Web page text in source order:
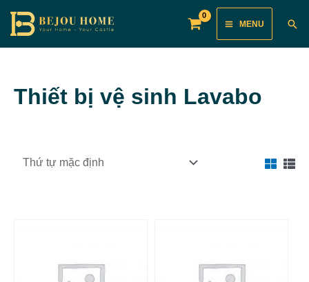
content
Main
Menu
MENU
Thiết bị vệ sinh Lavabo